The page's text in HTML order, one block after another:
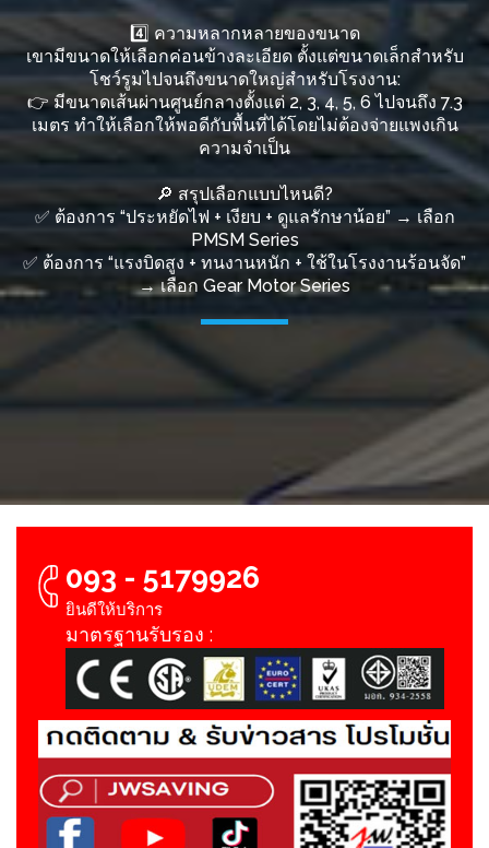
4️⃣ ความหลากหลายของขนาด
เขามีขนาดให้เลือกค่อนข้างละเอียด ตั้งแต่ขนาดเล็กสำหรับ
โชว์รูมไปจนถึงขนาดใหญ่สำหรับโรงงาน:
👉 มีขนาดเส้นผ่านศูนย์กลางตั้งแต่ 2, 3, 4, 5, 6 ไปจนถึง 7.3
เมตร ทำให้เลือกให้พอดีกับพื้นที่ได้โดยไม่ต้องจ่ายแพงเกิน
ความจำเป็น
🔎 สรุปเลือกแบบไหนดี?
✅ ต้องการ “ประหยัดไฟ + เงียบ + ดูแลรักษาน้อย” → เลือก
PMSM Series
✅ ต้องการ “แรงบิดสูง + ทนงานหนัก + ใช้ในโรงงานร้อนจัด”
→ เลือก Gear Motor Series
093 - 5179926
ยินดีให้บริการ
มาตรฐานรับรอง :